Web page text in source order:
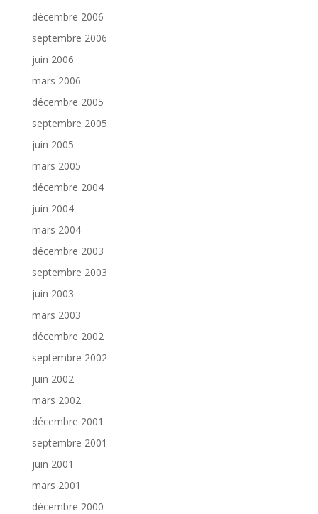
décembre 2006
septembre 2006
juin 2006
mars 2006
décembre 2005
septembre 2005
juin 2005
mars 2005
décembre 2004
juin 2004
mars 2004
décembre 2003
septembre 2003
juin 2003
mars 2003
décembre 2002
septembre 2002
juin 2002
mars 2002
décembre 2001
septembre 2001
juin 2001
mars 2001
décembre 2000